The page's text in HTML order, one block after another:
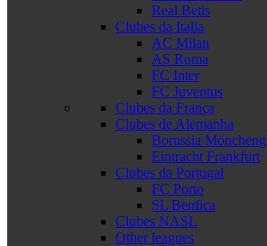
Real Betis
Clubes da Italia
AC Milan
AS Roma
FC Inter
FC Juventus
Clubes da França
Clubes de Alemanha
Borussia
Eintracht Frankfurt
Clubes da Portugal
FC Porto
SL Benfica
Clubes NASL
Other leagues